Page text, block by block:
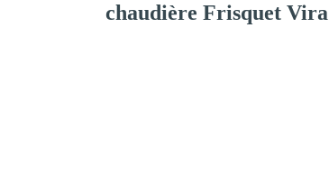
chaudière Frisquet Vira